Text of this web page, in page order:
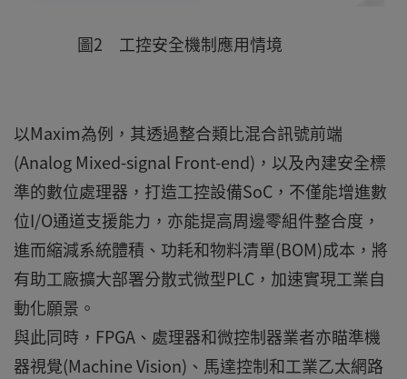
圖2 工控安全機制應用情境
以Maxim為例，其透過整合類比混合訊號前端
(Analog Mixed-signal Front-end)，以及內建安全標
準的數位處理器，打造工控設備SoC，不僅能增進數
位I/O通道支援能力，亦能提高周邊零組件整合度，
進而縮減系統體積、功耗和物料清單(BOM)成本，將
有助工廠擴大部署分散式微型PLC，加速實現工業自
動化願景。
與此同時，FPGA、處理器和微控制器業者亦瞄準機
器視覺(Machine Vision)、馬達控制和工業乙太網路